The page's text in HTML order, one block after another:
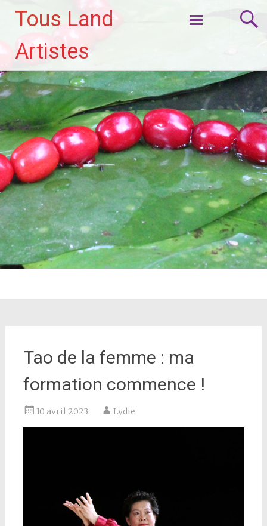
Tous Land
Artistes
contenu
Tao de la femme : ma
formation commence !
10 avril 2023 Lydie